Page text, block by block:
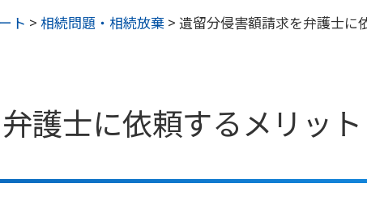
ト > 相続問題・相続放棄 > 遺留分侵害額請求を弁護士に
護士に依頼するメリッ